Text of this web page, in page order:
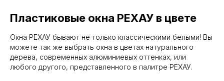
Пластиковые окна РЕХАУ в цвете
Окна РЕХАУ бывают не только классическими белыми! Вы
можете так же выбрать окна в цветах натурального
дерева, современных алюминиевых оттенках, или
любого другого, представленного в палитре РЕХАУ.